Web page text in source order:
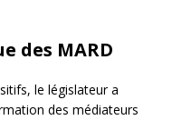
des MARD
le législateur a
des médiateurs